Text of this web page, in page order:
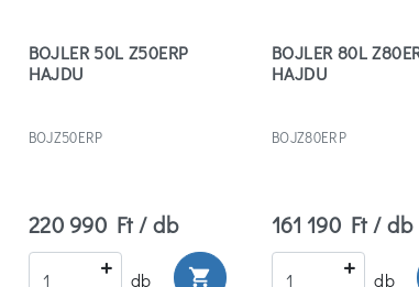
BOJLER 50L Z50ERP
HAJDU
BOJZ50ERP
220 990 Ft / db
db shopping_cart
BOJLER 80L
HAJDU
BOJZ80ERP
161 190 Ft / db
db